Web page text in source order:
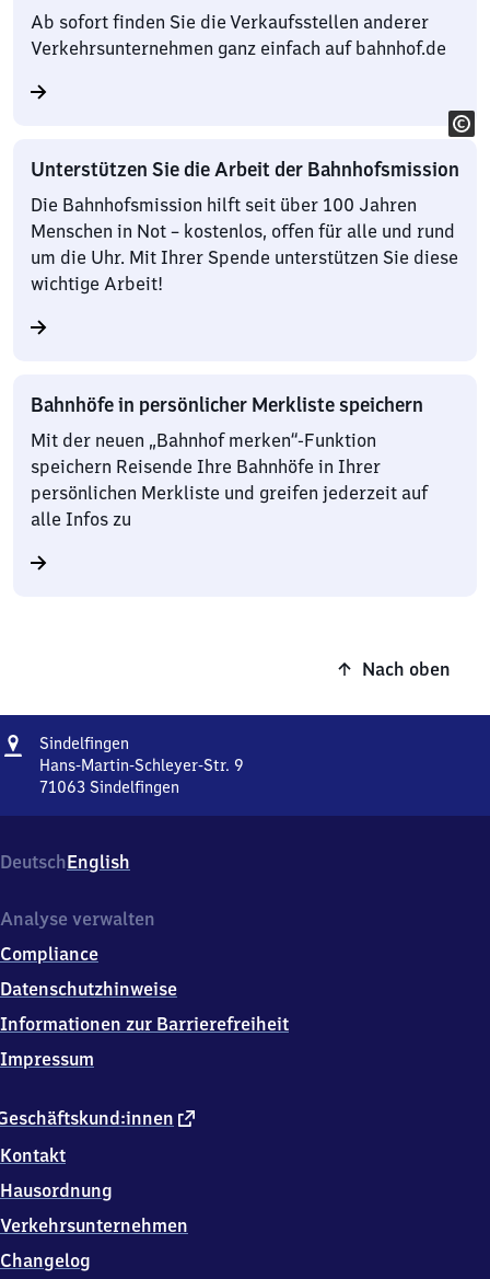
Ab sofort finden Sie die Verkaufsstellen anderer
Verkehrsunternehmen ganz einfach auf bahnhof.de
Unterstützen Sie die Arbeit der Bahnhofsmission
Die Bahnhofsmission hilft seit über 100 Jahren
Menschen in Not – kostenlos, offen für alle und rund
um die Uhr. Mit Ihrer Spende unterstützen Sie diese
wichtige Arbeit!
Bahnhöfe in persönlicher Merkliste speichern
Mit der neuen „Bahnhof merken“-Funktion
speichern Reisende Ihre Bahnhöfe in Ihrer
persönlichen Merkliste und greifen jederzeit auf
alle Infos zu
Nach oben
Adresse
Sindelfingen
Hans-Martin-Schleyer-Str. 9
71063 Sindelfingen
Martin-
Schleyer-
9,
1
0
3
Sindelfingen
DeutschEnglish
externer
Kontakt
Hausordnung
Verkehrsunternehmen
Changelog
Analyse verwalten
Compliance
Datenschutzhinweise
Informationen zur Barrierefreiheit
Impressum